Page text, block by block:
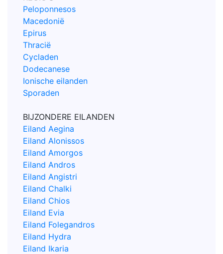
Peloponnesos
Macedonië
Epirus
Thracië
Cycladen
Dodecanese
Ionische eilanden
Sporaden
BIJZONDERE EILANDEN
Eiland Aegina
Eiland Alonissos
Eiland Amorgos
Eiland Andros
Eiland Angistri
Eiland Chalki
Eiland Chios
Eiland Evia
Eiland Folegandros
Eiland Hydra
Eiland Ikaria